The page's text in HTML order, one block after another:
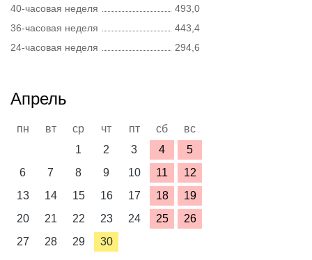
40-часовая неделя
493,0
36-часовая неделя
443,4
24-часовая неделя
294,6
Апрель
пн вт ср чт пт сб
вс
1
2 3 4
5
6
7 8 9 10 11
12
13
14 15 16 17 18
19
20
21 22 23 24 25
26
27
28 29 30